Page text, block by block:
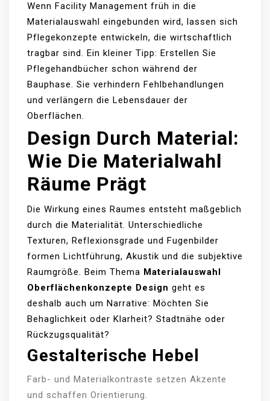
Wenn Facility Management früh in die
Materialauswahl eingebunden wird, lassen sich
Pflegekonzepte entwickeln, die wirtschaftlich
tragbar sind. Ein kleiner Tipp: Erstellen Sie
Pflegehandbücher schon während der
Bauphase. Sie verhindern Fehlbehandlungen
und verlängern die Lebensdauer der
Oberflächen.
Design Durch Material:
Wie Die Materialwahl
Räume Prägt
Die Wirkung eines Raumes entsteht maßgeblich
durch die Materialität. Unterschiedliche
Texturen, Reflexionsgrade und Fugenbilder
formen Lichtführung, Akustik und die subjektive
Raumgröße. Beim Thema Materialauswahl
Oberflächenkonzepte Design geht es
deshalb auch um Narrative: Möchten Sie
Behaglichkeit oder Klarheit? Stadtnähe oder
Rückzugsqualität?
Gestalterische Hebel
Farb- und Materialkontraste setzen Akzente
und schaffen Orientierung.